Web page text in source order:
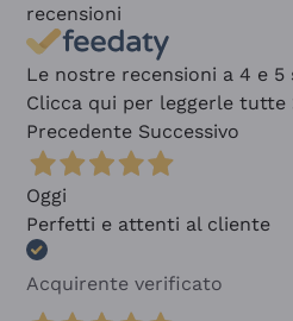
recensioni
Le nostre recensioni a 4 e 5
Clicca qui per leggerle tutte
Precedente Successivo
Oggi
Perfetti e attenti al cliente
Acquirente verificato